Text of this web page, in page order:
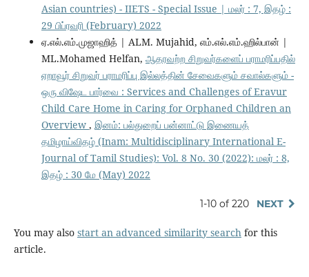
Asian countries) - IIETS - Special Issue | மலர் : 7, இதழ் :
29 பிப்ரவரி (February) 2022
ஏ.எல்.எம்.முஜாஹித் | ALM. Mujahid, எம்.எல்.எம்.ஹில்பான் |
ML.Mohamed Helfan, ஆதரவற்ற சிறுவர்களைப் பராமரிப்பதில்
ஏறாவூர் சிறுவர் பராமரிப்பு இல்லத்தின் சேவைகளும் சவால்களும் -
ஒரு விஷேட பார்வை : Services and Challenges of Eravur
Child Care Home in Caring for Orphaned Children an
Overview , இனம்: பல்துறைப் பன்னாட்டு இணையத்
தமிழாய்விதழ் (Inam: Multidisciplinary International E-
Journal of Tamil Studies): Vol. 8 No. 30 (2022): மலர் : 8,
இதழ் : 30 மே (May) 2022
1-10 of 220 NEXT
You may also start an advanced similarity searchfor this
article.